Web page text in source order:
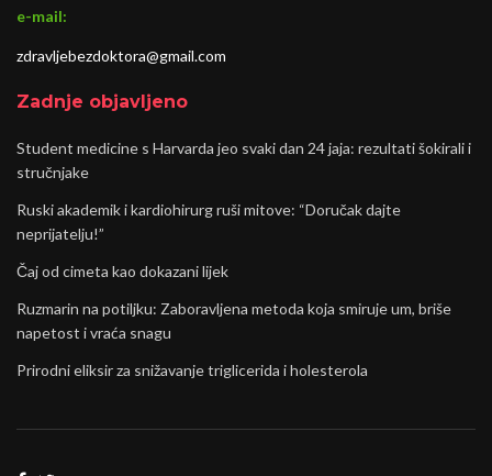
e-mail:
zdravljebezdoktora@gmail.com
Zadnje objavljeno
Student medicine s Harvarda jeo svaki dan 24 jaja: rezultati šokirali i
stručnjake
Ruski akademik i kardiohirurg ruši mitove: “Doručak dajte
neprijatelju!”
Čaj od cimeta kao dokazani lijek
Ruzmarin na potiljku: Zaboravljena metoda koja smiruje um, briše
napetost i vraća snagu
Prirodni eliksir za snižavanje triglicerida i holesterola